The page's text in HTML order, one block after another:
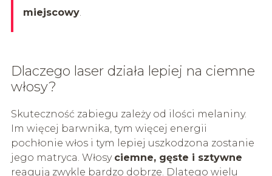
miejscowy.
Dlaczego laser działa lepiej na ciemne
włosy?
Skuteczność zabiegu zależy od ilości melaniny.
Im więcej barwnika, tym więcej energii
pochłonie włos i tym lepiej uszkodzona zostanie
jego matryca. Włosy ciemne, gęste i sztywne
reagują zwykle bardzo dobrze. Dlatego wielu